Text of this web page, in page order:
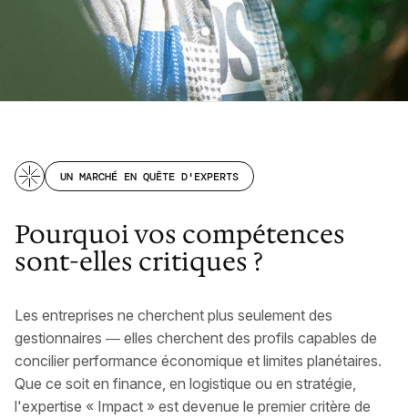
UN MARCHÉ EN QUÊTE D'EXPERTS
Pourquoi vos compétences
sont-elles critiques ?
Les entreprises ne cherchent plus seulement des
gestionnaires — elles cherchent des profils capables de
concilier performance économique et limites planétaires.
Que ce soit en finance, en logistique ou en stratégie,
l'expertise « Impact » est devenue le premier critère de